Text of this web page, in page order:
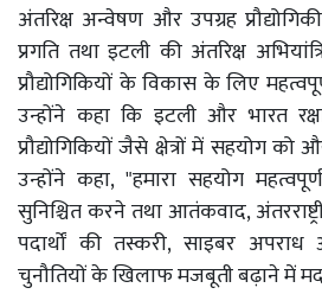
अंतरिक्ष अन्वेषण और उपग्रह
प्रगति तथा इटली की अंतरिक्ष
प्रौद्योगिकियों के विकास के लिए
उन्होंने कहा कि इटली और भारत
प्रौद्योगिकियों जैसे क्षेत्रों में सहयोग
उन्होंने कहा, "हमारा सहयोग
सुनिश्चित करने तथा आतंकवाद,
पदार्थों की तस्करी, साइबर
चुनौतियों के खिलाफ मजबूती बढ़ाने में